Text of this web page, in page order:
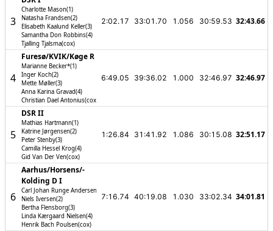
3
Charlotte Mason(1)
Natasha Frandsen(2)
Elisabeth Kaalund Keller(3)
Samantha Don Robbins(4)
Tjalling Tjalsma(cox)
2:02.17 33:01.70 1.056 30:59.53 32:43.66
4
Furesø/­KVIK/­Køge R
Marianne Becker*(1)
Inger Koch(2)
Mette Møller(3)
Anna Karina Gravad(4)
Christian Dael Antonius(cox)
6:49.05 39:36.02 1.000 32:46.97 32:46.97
5
DSR II
Mathias Hartmann(1)
Katrine Jørgensen(2)
Peter Stenby(3)
Camilla Hessel Krog(4)
Gid Van Der Ven(cox)
1:26.84 31:41.92 1.086 30:15.08 32:51.17
6
Aarhus/­Horsens/­
Kolding D I
Carl Johan Runge Andersen(1)
Niels Iversen(2)
Bertha Flensborg(3)
Linda Kærgaard Nielsen(4)
Henrik Bach Poulsen(cox)
7:16.74 40:19.08 1.030 33:02.34 34:01.81